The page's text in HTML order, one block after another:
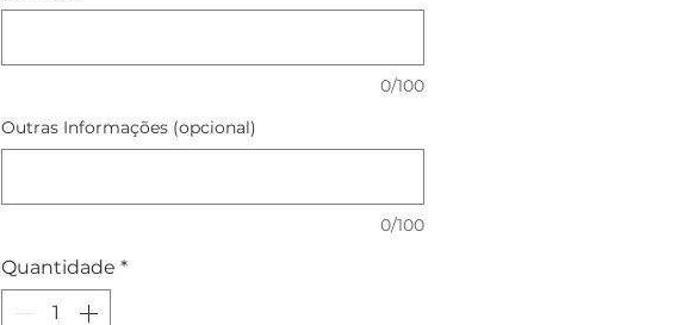
0/100
Outras Informações (opcional)
0/100
Quantidade *